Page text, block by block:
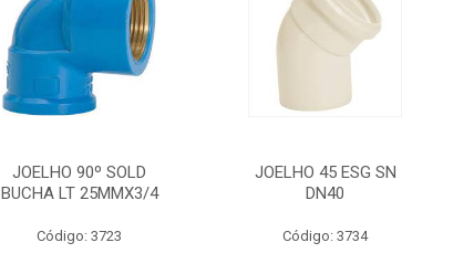
JOELHO 90º SOLD
BUCHA LT 25MMX3/4
Código: 3723
JOELHO 45 ESG SN
DN40
Código: 3734